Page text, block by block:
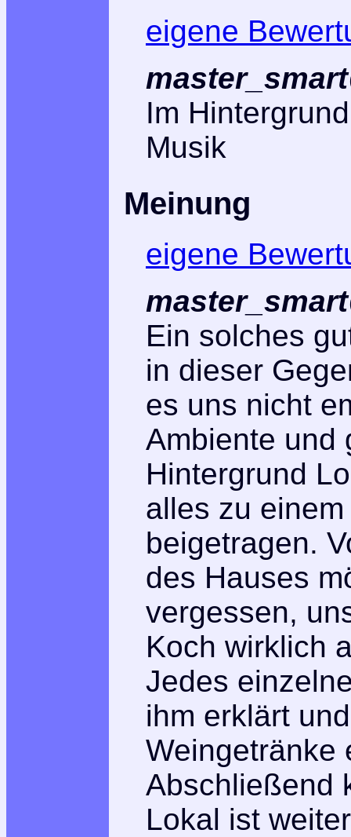
eigene
Im
Musik
Meinung
eigene
Ein solches
in dieser
es uns nicht
Ambiente und
Hintergrund
alles zu
beigetragen.
des Hauses
vergessen,
Koch wirklich
Jedes
ihm erklärt
Weingetränke
Abschließend
Lokal ist